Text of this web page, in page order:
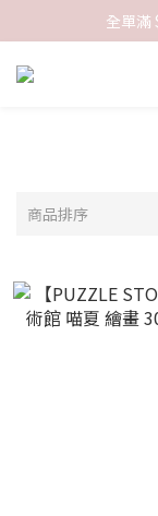
全單滿
商品排序